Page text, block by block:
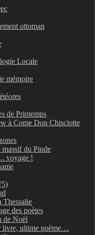
ottoman
Locale
mémoire
de Printemps
à Come Don Chisciotte
massif du Pinde
voyage !
Thessalie
des poètes
de Noël
livre, ultime poème…